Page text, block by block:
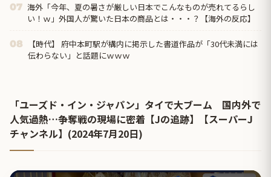
07 海外「今年、夏の暑さが厳しい日本でこんなものが売れてるらし
い！ｗ」外国人が驚いた日本の商品とは・・・？【海外の反応】
08
【時代】 府中本町駅が構内に掲示した書道作品が「30代未満には
伝わらない」と話題にｗｗｗ
「ユーズド・イン・ジャパン」タイで大ブーム 国内外で
人気過熱…争奪戦の現場に密着【Jの追跡】【スーパーJ
チャンネル】(2024年7月20日)